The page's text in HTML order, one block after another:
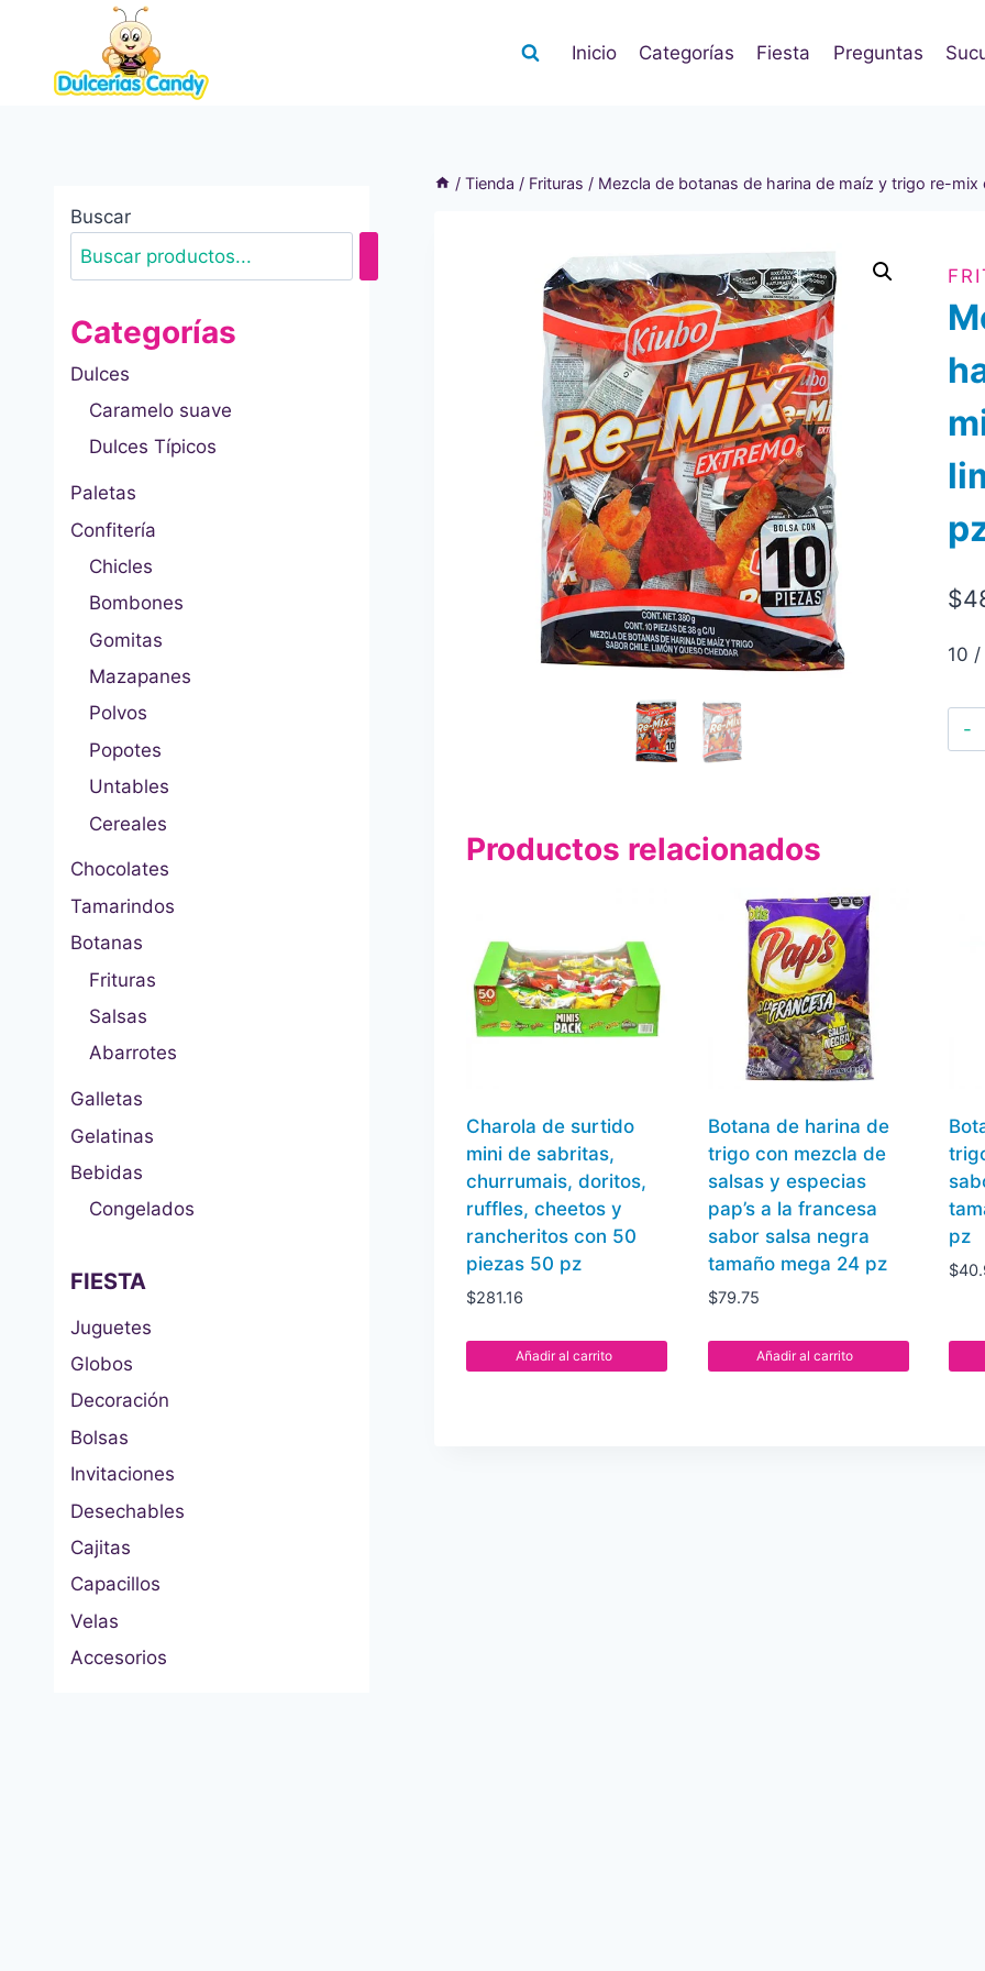
contenido
Inicio Categorías Fiesta Preguntas
/ Tienda / Frituras / Mezcla de botanas de harina de maíz y trigo re-
$
10
Productos relacionados
Charola de surtido
mini de sabritas,
churrumais, doritos,
ruffles, cheetos y
rancheritos con 50
piezas 50 pz
$281.16
Añadir al carrito
Botana de harina de
trigo con mezcla de
salsas y especias
pap’s a la francesa
sabor salsa negra
tamaño mega 24 pz
$79.75
Añadir al carrito
pz
$
Buscar
Categorías
Dulces
Caramelo suave
Dulces Típicos
Paletas
Confitería
Chicles
Bombones
Gomitas
Mazapanes
Polvos
Popotes
Untables
Cereales
Chocolates
Tamarindos
Botanas
Frituras
Salsas
Abarrotes
Galletas
Gelatinas
Bebidas
Congelados
FIESTA
Juguetes
Globos
Decoración
Bolsas
Invitaciones
Desechables
Cajitas
Capacillos
Velas
Accesorios